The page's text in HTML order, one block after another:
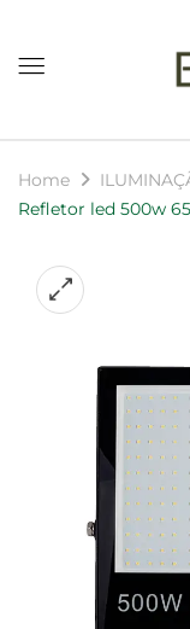
Home
Refletor led 500w